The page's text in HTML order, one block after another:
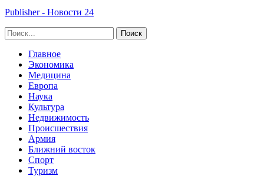
Publisher - Новости 24
Главное
Экономика
Медицина
Европа
Наука
Культура
Недвижимость
Происшествия
Армия
Ближний восток
Спорт
Туризм